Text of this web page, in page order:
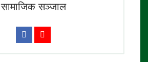
सामाजिक सञ्जाल